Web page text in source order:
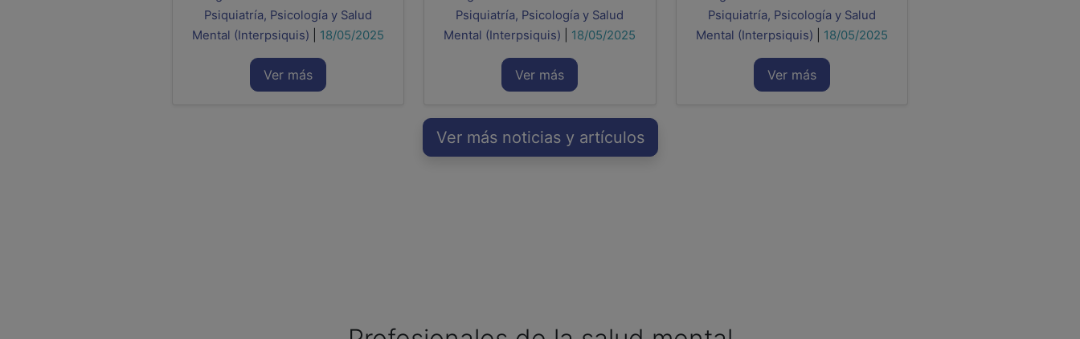
Psiquiatría, Psicología y Salud
Mental (Interpsiquis)
18/05/2025
Ver más
Psiquiatría, Psicología y Salud
Mental (Interpsiquis)
18/05/2025
Ver más
Psiquiatría, Psicología y Salud
Mental (Interpsiquis)
18/05/2025
Ver más
Ver más noticias y artículos